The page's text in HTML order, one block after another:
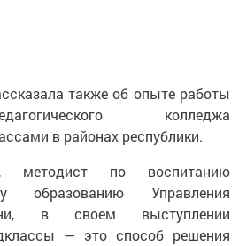
также об опыте работы
колледжа
в районах республики.
методист по воспитанию
образованию Управления
в своем выступлении
— это способ решения